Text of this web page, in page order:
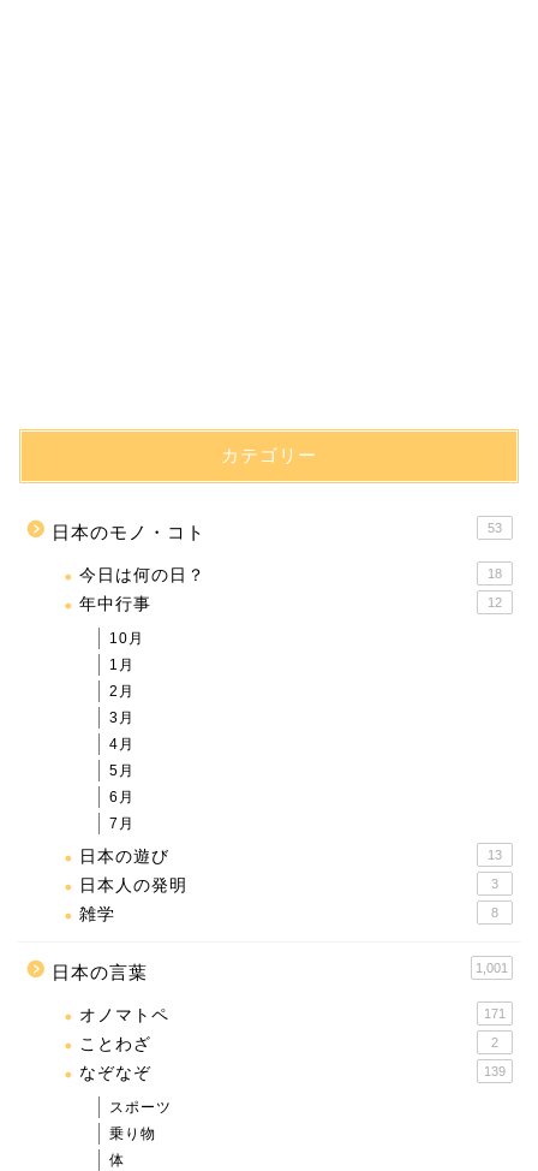
カテゴリー
日本のモノ・コト 53
今日は何の日？ 18
年中行事 12
10月
1月
2月
3月
4月
5月
6月
7月
日本の遊び 13
日本人の発明 3
雑学 8
日本の言葉 1,001
オノマトペ 171
ことわざ 2
なぞなぞ 139
スポーツ
乗り物
体